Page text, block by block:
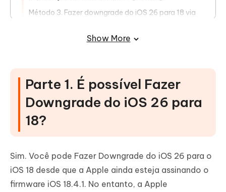
Método 3. Fazer downgrade do iOS 26 para 18 via
Dica Bônus. Como remover iOS 26 e
Parte 4. Perguntas frequentes sobre
Como Fazer Downgrade iOS 26 e como
voltar pro iOS 18
P1. Por que é tão difícil Fazer Downgrade iOS 26 para
18?
P2. Posso fazer jailbreak no iOS 26?
P3. É possível realizar o iOS 26 downgrade sem
iTunes?
Show More
Parte 1. É possível Fazer
Downgrade do iOS 26 para
18?
Sim. Você pode Fazer Downgrade do iOS 26 para o
iOS 18 desde que a Apple ainda esteja assinando o
firmware iOS 18.4.1. No entanto, a Apple